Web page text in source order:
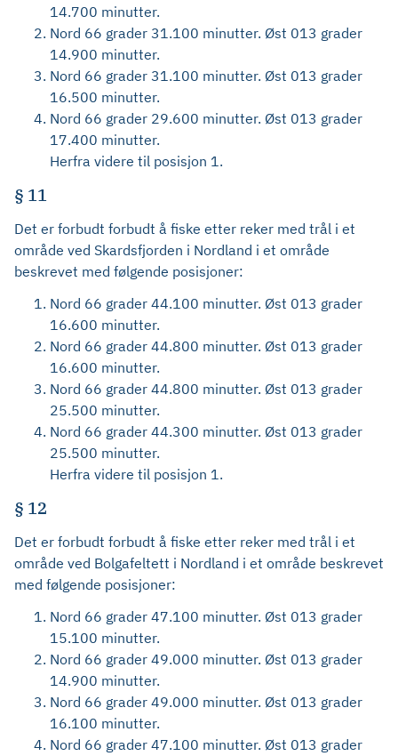
14.700 minutter.
Nord 66 grader 31.100 minutter. Øst 013 grader
14.900 minutter.
Nord 66 grader 31.100 minutter. Øst 013 grader
16.500 minutter.
Nord 66 grader 29.600 minutter. Øst 013 grader
17.400 minutter.
Herfra videre til posisjon 1.
§ 11
Det er forbudt forbudt å fiske etter reker med trål i et
område ved Skardsfjorden i Nordland i et område
beskrevet med følgende posisjoner:
Nord 66 grader 44.100 minutter. Øst 013 grader
16.600 minutter.
Nord 66 grader 44.800 minutter. Øst 013 grader
16.600 minutter.
Nord 66 grader 44.800 minutter. Øst 013 grader
25.500 minutter.
Nord 66 grader 44.300 minutter. Øst 013 grader
25.500 minutter.
Herfra videre til posisjon 1.
§ 12
Det er forbudt forbudt å fiske etter reker med trål i et
område ved Bolgafeltett i Nordland i et område beskrevet
med følgende posisjoner:
Nord 66 grader 47.100 minutter. Øst 013 grader
15.100 minutter.
Nord 66 grader 49.000 minutter. Øst 013 grader
14.900 minutter.
Nord 66 grader 49.000 minutter. Øst 013 grader
16.100 minutter.
Nord 66 grader 47.100 minutter. Øst 013 grader